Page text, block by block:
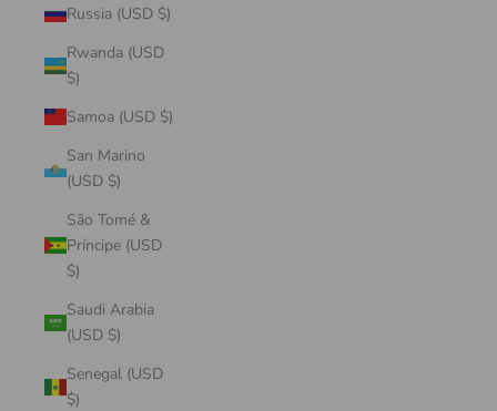
Russia (USD $)
Rwanda (USD
$)
Samoa (USD $)
San Marino
(USD $)
São Tomé &
Príncipe (USD
$)
Saudi Arabia
(USD $)
Senegal (USD
$)